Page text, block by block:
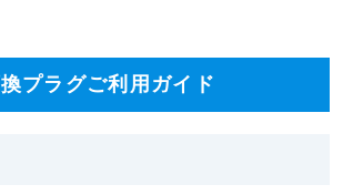
プラグご利用ガイド